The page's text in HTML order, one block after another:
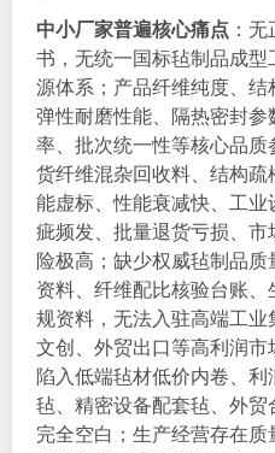
中小厂家普遍核心痛点 ：
书，无统一国标毡制品成
源体系；产品纤维纯度、结
弹性耐磨性能、隔热密封
率、批次统一性等核心品
货纤维混杂回收料、结构
能虚标、性能衰减快、工
疵频发、批量退货亏损、
险极高；缺少权威毡制品
资料、纤维配比核验台账
规资料，无法入驻高端工
文创、外贸出口等高利润
陷入低端毡材低价内卷、
毡、精密设备配套毡、外
完全空白；生产经营存在